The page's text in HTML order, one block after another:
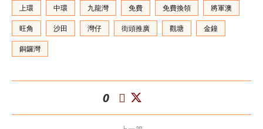
上環 中環 九龍灣 免費 免費換領 將軍澳
旺角 沙田 灣仔 街頭推廣 觀塘 金鐘
銅鑼灣
0